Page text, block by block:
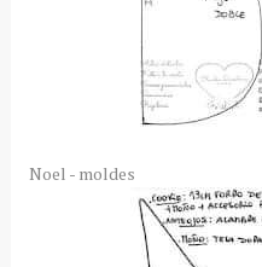
Noel - moldes